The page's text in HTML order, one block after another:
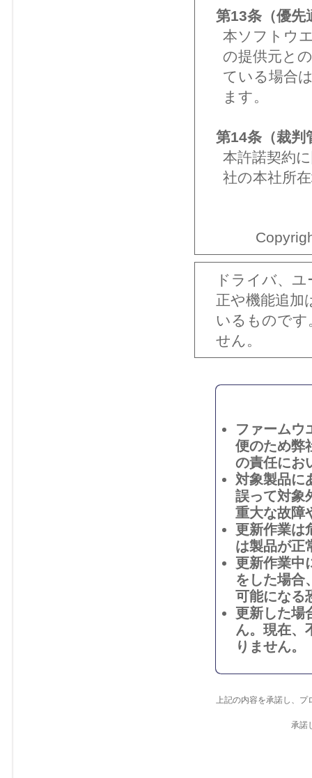
第13条（優先
本ソフトウ
の提供元と
ている場合
ます。
第14条（裁判
本許諾契約
社の本社所
ドライバ、
正や機能追加
いるものです
せん。
ファームウ
便のため弊
の責任にお
対象製品に
誤って対象
重大な故障
更新作業は
は製品が正
更新作業中
をした場合
可能になる
更新した場
ん。現在、
りません。
上記の内容を承諾し、プ
承諾